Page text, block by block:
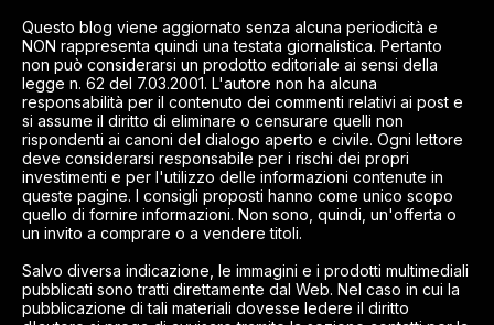
Questo blog viene aggiornato senza alcuna periodicità e
NON rappresenta quindi una testata giornalistica. Pertanto
non può considerarsi un prodotto editoriale ai sensi della
legge n. 62 del 7.03.2001. L'autore non ha alcuna
responsabilità per il contenuto dei commenti relativi ai post e
si assume il diritto di eliminare o censurare quelli non
rispondenti ai canoni del dialogo aperto e civile. Ogni lettore
deve considerarsi responsabile per i rischi dei propri
investimenti e per l'utilizzo delle informazioni contenute in
queste pagine. I consigli proposti hanno come unico scopo
quello di fornire informazioni. Non sono, quindi, un'offerta o
un invito a comprare o a vendere titoli.
Salvo diversa indicazione, le immagini e i prodotti multimediali
pubblicati sono tratti direttamente dal Web. Nel caso in cui la
pubblicazione di tali materiali dovesse ledere il diritto